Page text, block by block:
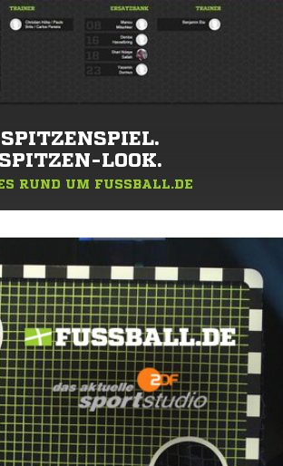
SPITZENSPIEL.
SPITZEN-LOOK.
RUND UM FUSSBALL.DE